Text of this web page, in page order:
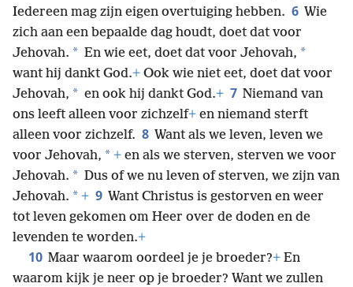
Iedereen mag zijn eigen overtuiging hebben. 6 Wie
zich aan een bepaalde dag houdt, doet dat voor
Jehovah. * En wie eet, doet dat voor Jehovah, *
want hij dankt God.+ Ook wie niet eet, doet dat voor
Jehovah, * en ook hij dankt God.+ 7 Niemand van
ons leeft alleen voor zichzelf+ en niemand sterft
alleen voor zichzelf. 8 Want als we leven, leven we
voor Jehovah, * + en als we sterven, sterven we voor
Jehovah. * Dus of we nu leven of sterven, we zijn van
Jehovah. * + 9 Want Christus is gestorven en weer
tot leven gekomen om Heer over de doden en de
levenden te worden.+
10 Maar waarom oordeel je je broeder?+ En
waarom kijk je neer op je broeder? Want we zullen